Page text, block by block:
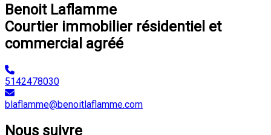
Benoit Laflamme
Courtier immobilier résidentiel et
commercial agréé
5142478030
blaflamme@benoitlaflamme.com
Nous suivre